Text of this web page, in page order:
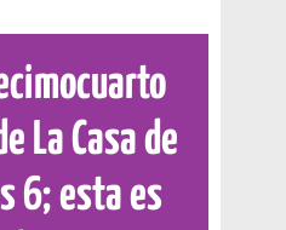
La Casa de
6; esta es